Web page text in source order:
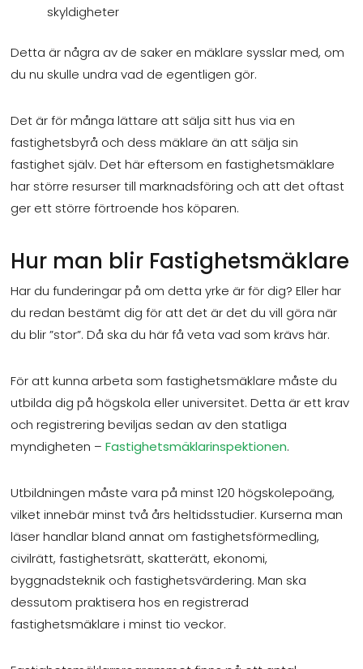
skyldigheter
Detta är några av de saker en mäklare sysslar med, om
du nu skulle undra vad de egentligen gör.
Det är för många lättare att sälja sitt hus via en
fastighetsbyrå och dess mäklare än att sälja sin
fastighet själv. Det här eftersom en fastighetsmäklare
har större resurser till marknadsföring och att det oftast
ger ett större förtroende hos köparen.
Hur man blir Fastighetsmäklare
Har du funderingar på om detta yrke är för dig? Eller har
du redan bestämt dig för att det är det du vill göra när
du blir ”stor”. Då ska du här få veta vad som krävs här.
För att kunna arbeta som fastighetsmäklare måste du
utbilda dig på högskola eller universitet. Detta är ett krav
och registrering beviljas sedan av den statliga
myndigheten –Fastighetsmäklarinspektionen.
Utbildningen måste vara på minst 120 högskolepoäng,
vilket innebär minst två års heltidsstudier. Kurserna man
läser handlar bland annat om fastighetsförmedling,
civilrätt, fastighetsrätt, skatterätt, ekonomi,
byggnadsteknik och fastighetsvärdering. Man ska
dessutom praktisera hos en registrerad
fastighetsmäklare i minst tio veckor.